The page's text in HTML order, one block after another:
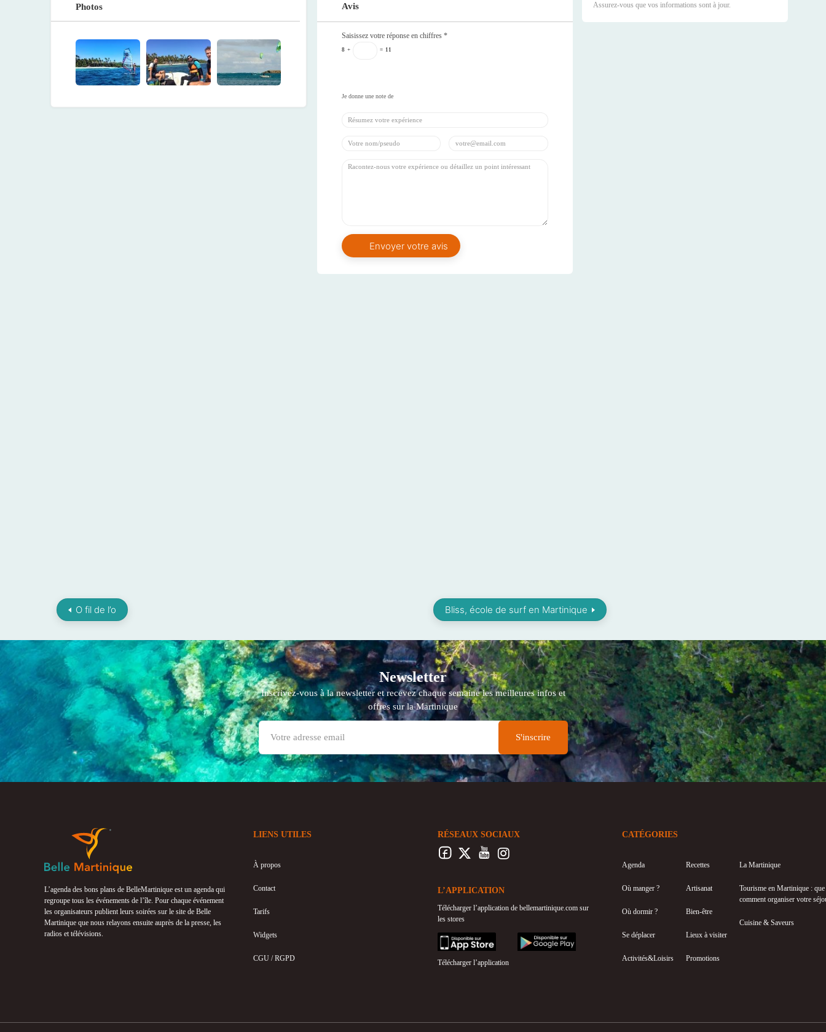
Photos Avis
Saisissez votre réponse en chiffres*
8 + = 11
Assurez-vous que vos informations sont à jour.
O fil de l’o Bliss, école de surf en Martinique
Newsletter
Inscrivez-vous à la newsletter et recevez chaque semaine les meilleures infos et
offres sur la Martinique
L’agenda des bons plans de BelleMartinique est un agenda qui
regroupe tous les événements de l’île. Pour chaque événement
les organisateurs publient leurs soirées sur le site de Belle
Martinique que nous relayons ensuite auprès de la presse, les
radios et télévisions.
LIENS UTILES
À propos
Contact
Tarifs
Widgets
CGU / RGPD
RÉSEAUX SOCIAUX
L’APPLICATION
Télécharger l’application de bellemartinique.com sur
les stores
appstore googleplay
Télécharger l’application
CATÉGORIES
Agenda
Où manger ?
Où dormir ?
Se déplacer
Activités&Loisirs
Recettes
Artisanat
Bien-être
Lieux à visiter
Promotions
La Martinique
Tourisme en Martinique :
comment organiser votre
Cuisine & Saveurs